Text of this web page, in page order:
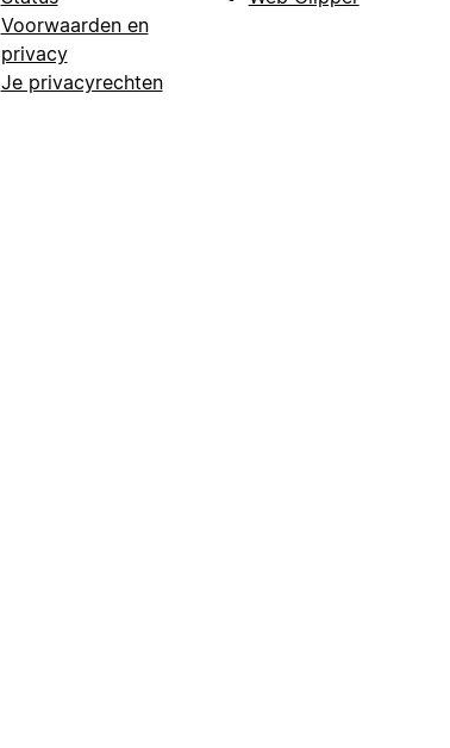
Voorwaarden en
privacy
Je privacyrechten